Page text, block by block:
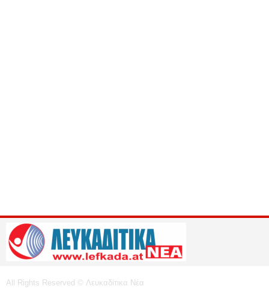
All Rights Reserved © Λευκαδίτικα Νέα